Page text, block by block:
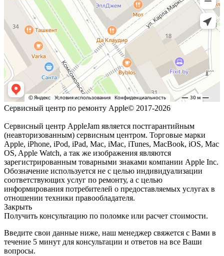
Сервисный центр по ремонту Apple© 2017-2026
Сервисный центр AppleJam является постгарантийным
(неавторизованным) сервисным центром. Торговые марки
Apple, iPhone, iPod, iPad, Mac, iMac, iTunes, MacBook, iOS, Mac
OS, Apple Watch, а так же изображения являются
зарегистрированным товарными знаками компании Apple Inc.
Обозначение используется не с целью индивидуализации
соответствующих услуг по ремонту, а с целью
информирования потребителей о предоставляемых услугах в
отношении техники правообладателя.
Закрыть
Получить консультацию по поломке или расчет стоимости.
Введите свои данные ниже, наш менеджер свяжется с Вами в
течение 5 минут для консультации и ответов на все Ваши
вопросы.